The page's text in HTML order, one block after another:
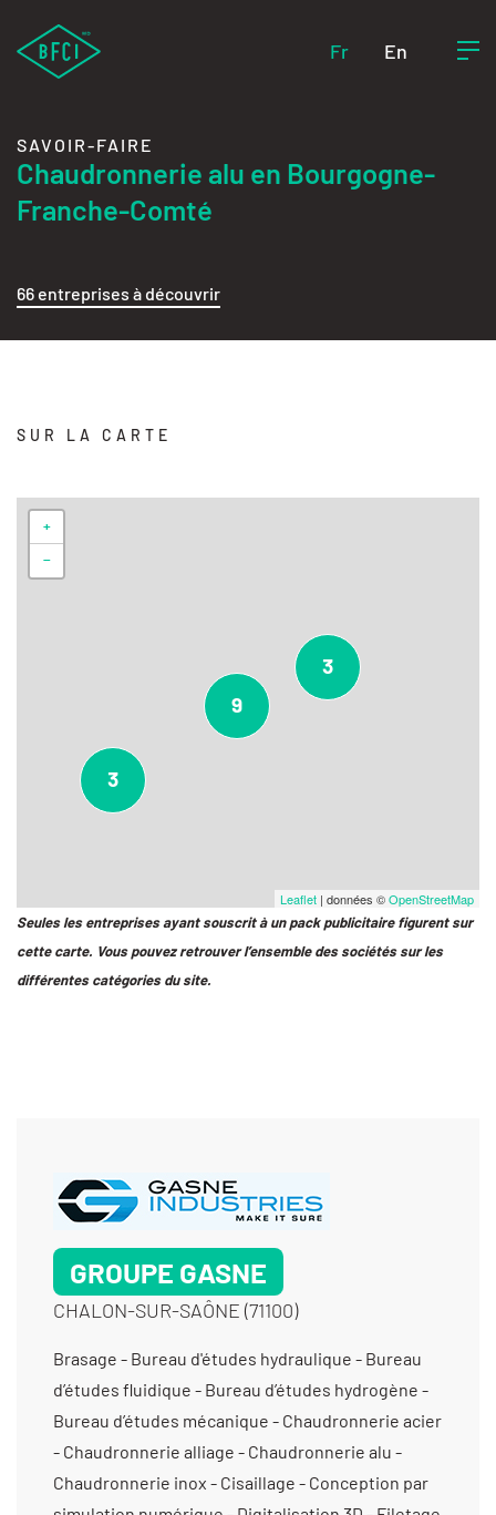
Fr En
SAVOIR-FAIRE
Chaudronnerie alu en Bourgogne-
Franche-Comté
66 entreprises à découvrir
SUR LA CARTE
3
3
9
+
−
Leaflet | données ©OpenStreetMap
Seules les entreprises ayant souscrit à un pack publicitaire figurent sur
cette carte. Vous pouvez retrouver l’ensemble des sociétés sur les
différentes catégories du site.
GROUPE GASNE
CHALON-SUR-SAÔNE (71100)
Brasage - Bureau d'études hydraulique - Bureau d’études fluidique - Bureau d’études hydrogène - Bureau d’études mécanique - Chaudronnerie acier - Chaudronnerie alliage - Chaudronnerie alu - Chaudronnerie inox - Cisaillage - Conception par simulation numérique - Digitalisation 3D - Filetage - Fraisage proto - Fraisage série - Fraisage vertical - Mécanique générale de précision - Mécano soudure - Moletage - Pliage - Polissage - Rectification cylindrique exter - Rectification cylindrique inter - Rectification par coordonnées - Rectification plane - Roulage - Soudage robotisé - Soudure / Brasure traditionnelle - Soudure aluminium - Soudure étanche - Soudure sous qualification - Taraudage - Tournage 4 axes - Tournage 5 axes - Tournage moyenne série (de 1001 à 10 000 pièces) - Tournage multifonctions - Tournage petite série (de 11 à 1000 pièces) - Tournage prototype et unitaire (< 10 pièces) - Usinage / 5 axes / moyenne série (de 1001 à 10 000 pièces) < 350 cm3 - Usinage / 5 axes / moyenne série (de 1001 à 10 000 pièces) entre 350 cm3 et 1000 cm3